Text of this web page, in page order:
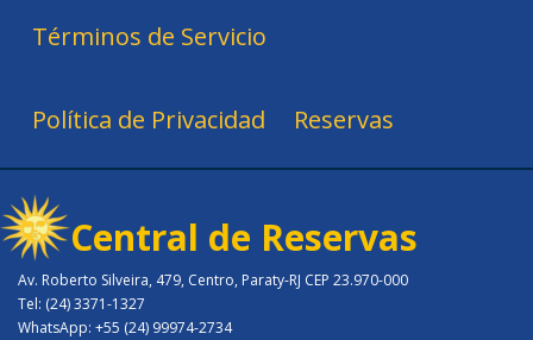
Términos de Servicio
Política de Privacidad Reservas
Central de Reservas
Av. Roberto Silveira, 479, Centro, Paraty-RJ CEP 23.970-000
Tel: (24) 3371-1327
WhatsApp: +55 (24) 99974-2734